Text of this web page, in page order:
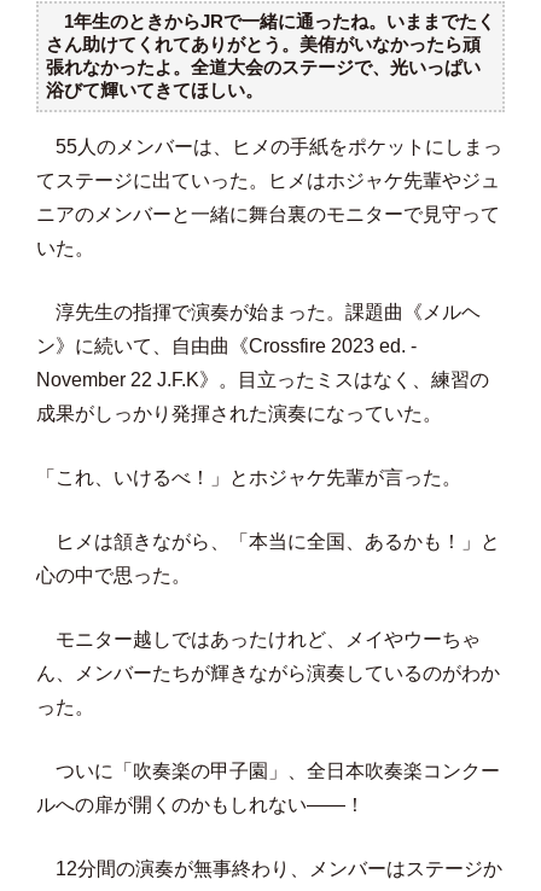
1年生のときからJRで一緒に通ったね。いままでたく
さん助けてくれてありがとう。美侑がいなかったら頑
張れなかったよ。全道大会のステージで、光いっぱい
浴びて輝いてきてほしい。
55人のメンバーは、ヒメの手紙をポケットにしまっ
てステージに出ていった。ヒメはホジャケ先輩やジュ
ニアのメンバーと一緒に舞台裏のモニターで見守って
いた。
淳先生の指揮で演奏が始まった。課題曲《メルヘ
ン》に続いて、自由曲《Crossfire 2023 ed. -
November 22 J.F.K》。目立ったミスはなく、練習の
成果がしっかり発揮された演奏になっていた。
「これ、いけるべ！」とホジャケ先輩が言った。
ヒメは頷きながら、「本当に全国、あるかも！」と
心の中で思った。
モニター越しではあったけれど、メイやウーちゃ
ん、メンバーたちが輝きながら演奏しているのがわか
った。
ついに「吹奏楽の甲子園」、全日本吹奏楽コンクー
ルへの扉が開くのかもしれない——！
12分間の演奏が無事終わり、メンバーはステージか